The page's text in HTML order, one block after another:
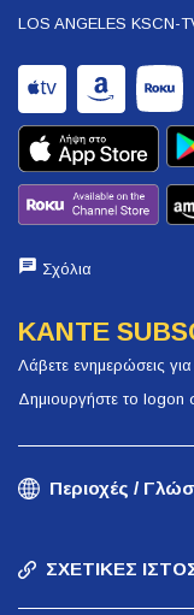
LOS ANGELES KSCN-
Σχόλια
ΚΑΝΤΕ
Λάβετε ενημερώσεις
Δημιουργήστε το logon
Περιοχές /
ΣΧΕΤΙΚΕΣ